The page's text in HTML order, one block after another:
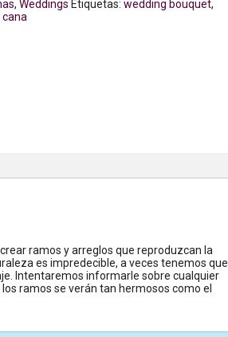
, Weddings Etiquetas: wedding bouquet,
ramos y arreglos que reproduzcan la
es impredecible, a veces tenemos que
Intentaremos informarle sobre cualquier
ramos se verán tan hermosos como el